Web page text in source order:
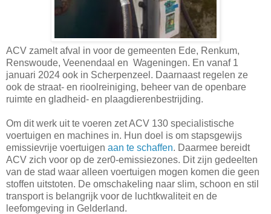
ACV zamelt afval in voor de gemeenten Ede, Renkum,
Renswoude, Veenendaal en Wageningen. En vanaf 1
januari 2024 ook in Scherpenzeel. Daarnaast regelen ze
ook de straat- en rioolreiniging, beheer van de openbare
ruimte en gladheid- en plaagdierenbestrijding.
Om dit werk uit te voeren zet ACV 130 specialistische
voertuigen en machines in. Hun doel is om stapsgewijs
emissievrije voertuigen aan te schaffen. Daarmee bereidt
ACV zich voor op de zer0-emissiezones. Dit zijn gedeelten
van de stad waar alleen voertuigen mogen komen die geen
stoffen uitstoten. De omschakeling naar slim, schoon en stil
transport is belangrijk voor de luchtkwaliteit en de
leefomgeving in Gelderland.